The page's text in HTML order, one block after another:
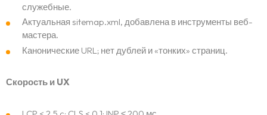
служебные.
Актуальная sitemap.xml, добавлена в инструменты веб-
мастера.
Канонические URL; нет дублей и «тонких» страниц.
Скорость и UX